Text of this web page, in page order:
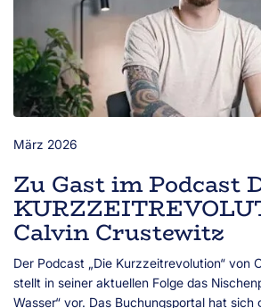
März 2026
Zu Gast im Podcast
Calvin Crustewitz
Der Podcast „Die Kurzzeitrevolution“ von
stellt in seiner aktuellen Folge das
Wasser“ vor. Das Buchungsportal hat sich